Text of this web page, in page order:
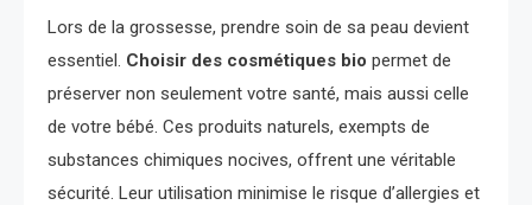
Lors de la grossesse, prendre soin de sa peau devient
essentiel. Choisir des cosmétiques bio permet de
préserver non seulement votre santé, mais aussi celle
de votre bébé. Ces produits naturels, exempts de
substances chimiques nocives, offrent une véritable
sécurité. Leur utilisation minimise le risque d’allergies et